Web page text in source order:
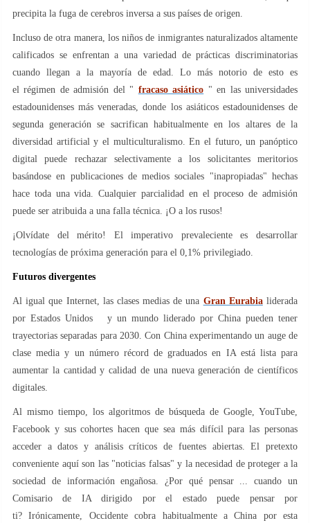
precipita la fuga de cerebros inversa a sus países de origen.
Incluso de otra manera, los niños de inmigrantes naturalizados altamente
calificados se enfrentan a una variedad de prácticas discriminatorias
cuando llegan a la mayoría de edad. Lo más notorio de esto es
el régimen de admisión del " fracaso asiático " en las universidades
estadounidenses más veneradas, donde los asiáticos estadounidenses de
segunda generación se sacrifican habitualmente en los altares de la
diversidad artificial y el multiculturalismo. En el futuro, un panóptico
digital puede rechazar selectivamente a los solicitantes meritorios
basándose en publicaciones de medios sociales "inapropiadas" hechas
hace toda una vida. Cualquier parcialidad en el proceso de admisión
puede ser atribuida a una falla técnica. ¡O a los rusos!
¡Olvídate del mérito! El imperativo prevaleciente es desarrollar
tecnologías de próxima generación para el 0,1% privilegiado.
Futuros divergentes
Al igual que Internet, las clases medias de una Gran Eurabialiderada
por Estados Unidos y un mundo liderado por China pueden tener
trayectorias separadas para 2030. Con China experimentando un auge de
clase media y un número récord de graduados en IA está lista para
aumentar la cantidad y calidad de una nueva generación de científicos
digitales.
Al mismo tiempo, los algoritmos de búsqueda de Google, YouTube,
Facebook y sus cohortes hacen que sea más difícil para las personas
acceder a datos y análisis críticos de fuentes abiertas. El pretexto
conveniente aquí son las "noticias falsas" y la necesidad de proteger a la
sociedad de información engañosa. ¿Por qué pensar ... cuando un
Comisario de IA dirigido por el estado puede pensar por
ti? Irónicamente, Occidente cobra habitualmente a China por esta